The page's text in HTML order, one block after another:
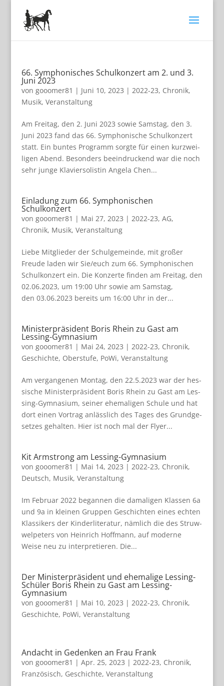
66. Symphonisches Schulkonzert am 2. und 3.
Juni 2023
von gooomer81 | Juni 10, 2023 | 2022-23, Chronik,
Musik, Veranstaltung
Am Frei­tag, den 2. Juni 2023 sowie Sams­tag, den 3.
Juni 2023 fand das 66. Sym­pho­ni­sche Schul­kon­zert
statt. Ein bun­tes Pro­gramm sorgte für einen kurz­wei­
li­gen Abend. Beson­ders beein­dru­ckend war die noch
sehr junge Kla­vier­so­lis­tin Angela Chen...
Einladung zum 66. Symphonischen
Schulkonzert
von gooomer81 | Mai 27, 2023 | 2022-23, AG,
Chronik, Musik, Veranstaltung
Liebe Mit­glie­der der Schulgemeinde, mit gro­ßer
Freude laden wir Sie/euch zum 66. Sym­pho­ni­schen
Schul­kon­zert ein. Die Kon­zerte fin­den am Frei­tag, den
02.06.2023, um 19:00 Uhr sowie am Sams­tag,
den 03.06.2023 bereits um 16:00 Uhr in der...
Ministerpräsident Boris Rhein zu Gast am
Lessing-Gymnasium
von gooomer81 | Mai 24, 2023 | 2022-23, Chronik,
Geschichte, Oberstufe, PoWi, Veranstaltung
Am ver­gan­ge­nen Mon­tag, den 22.5.2023 war der hes­
si­sche Minis­ter­prä­si­dent Boris Rhein zu Gast am Les­
sing-Gym­na­sium, sei­ner ehe­ma­li­gen Schule und hat
dort einen Vor­trag anläss­lich des Tages des Grund­ge­
set­zes gehal­ten. Hier ist noch mal der Flyer...
Kit Armstrong am Lessing-Gymnasium
von gooomer81 | Mai 14, 2023 | 2022-23, Chronik,
Deutsch, Musik, Veranstaltung
Im Februar 2022 began­nen die dama­li­gen Klas­sen 6a
und 9a in klei­nen Grup­pen Geschich­ten eines ech­ten
Klas­si­kers der Kin­der­li­te­ra­tur, näm­lich die des Struw­
wel­pe­ters von Hein­rich Hoff­mann, auf moderne
Weise neu zu inter­pre­tie­ren. Die...
Der Ministerpräsident und ehemalige Lessing-
Schüler Boris Rhein zu Gast am Lessing-
Gymnasium
von gooomer81 | Mai 10, 2023 | 2022-23, Chronik,
Geschichte, PoWi, Veranstaltung
Andacht in Gedenken an Frau Frank
von gooomer81 | Apr. 25, 2023 | 2022-23, Chronik,
Französisch, Geschichte, Veranstaltung